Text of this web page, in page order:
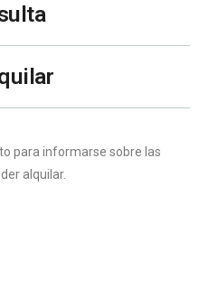
para informarse sobre las
alquilar.